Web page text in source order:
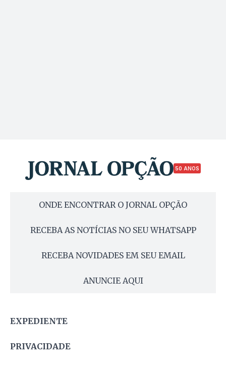
50 ANOS
ONDE ENCONTRAR O JORNAL OPÇÃO
RECEBA AS NOTÍCIAS NO SEU WHATSAPP
RECEBA NOVIDADES EM SEU EMAIL
ANUNCIE AQUI
EXPEDIENTE
PRIVACIDADE